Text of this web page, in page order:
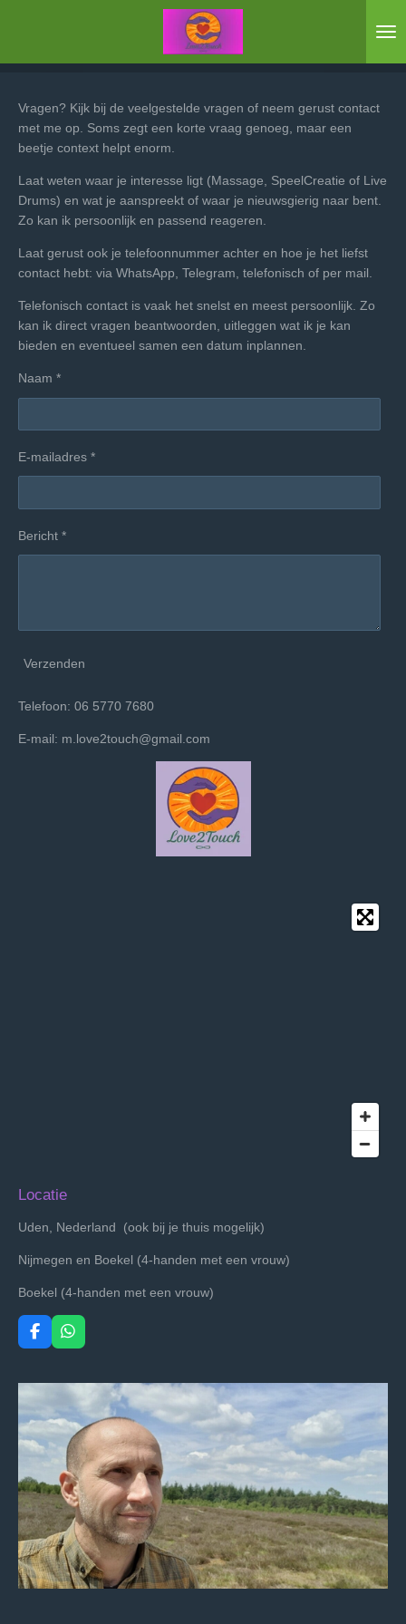
Vragen? Kijk bij de veelgestelde vragen of neem gerust contact
met me op. Soms zegt een korte vraag genoeg, maar een
beetje context helpt enorm.
Laat weten waar je interesse ligt (Massage, SpeelCreatie of Live
Drums) en wat je aanspreekt of waar je nieuwsgierig naar bent.
Zo kan ik persoonlijk en passend reageren.
Laat gerust ook je telefoonnummer achter en hoe je het liefst
contact hebt: via WhatsApp, Telegram, telefonisch of per mail.
Telefonisch contact is vaak het snelst en meest persoonlijk. Zo
kan ik direct vragen beantwoorden, uitleggen wat ik je kan
bieden en eventueel samen een datum inplannen.
Naam *
E-mailadres *
Bericht *
Verzenden
Telefoon: 06 5770 7680
E-mail: m.love2touch@gmail.com
Locatie
Uden, Nederland (ook bij je thuis mogelijk)
Nijmegen en Boekel (4-handen met een vrouw)
Boekel (4-handen met een vrouw)
F
a
e
o
k
W
h
t
s
p
p